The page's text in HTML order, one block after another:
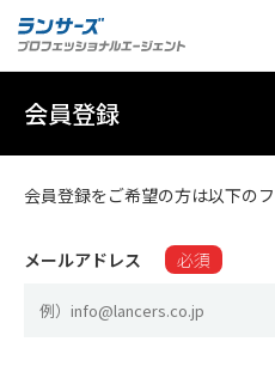
会員登録
会員登録をご希望の方は以下の
メールアドレス 必須